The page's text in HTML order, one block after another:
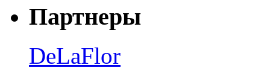
Партнеры
DeLaFlor